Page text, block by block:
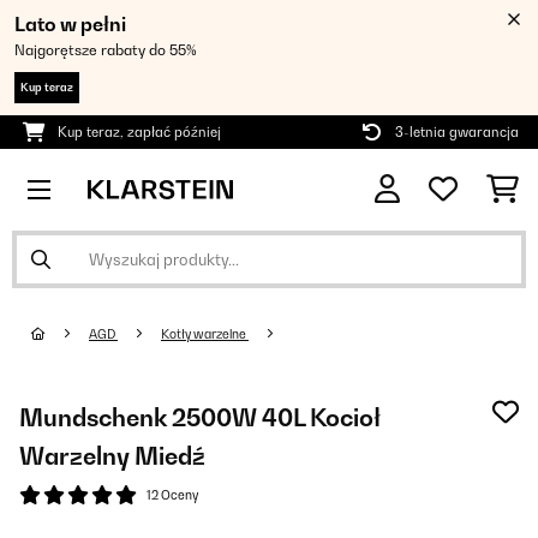
Lato w pełni
Najgorętsze rabaty do 55%
Kup teraz
Kup teraz, zapłać później 3-letnia gwarancja
AGD Kotły warzelne
Mundschenk 2500W 40L Kocioł
Warzelny Miedź
12 Oceny